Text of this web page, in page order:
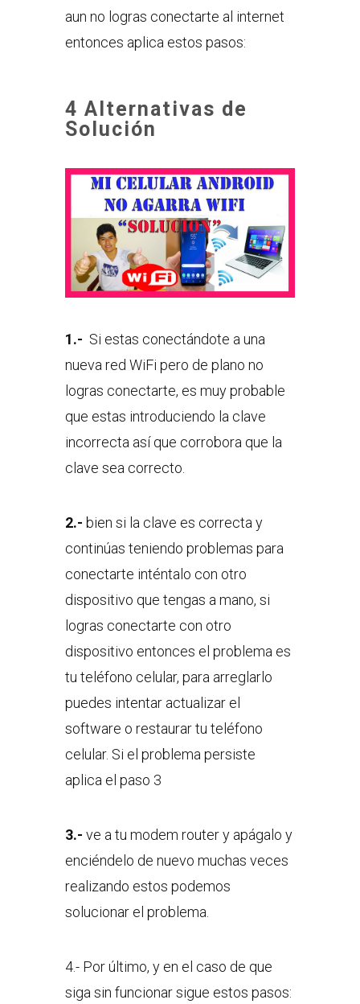
aun no logras conectarte al internet
entonces aplica estos pasos:
4 Alternativas de
Solución
1.- Si estas conectándote a una
nueva red WiFi pero de plano no
logras conectarte, es muy probable
que estas introduciendo la clave
incorrecta así que corrobora que la
clave sea correcto.
2.- bien si la clave es correcta y
continúas teniendo problemas para
conectarte inténtalo con otro
dispositivo que tengas a mano, si
logras conectarte con otro
dispositivo entonces el problema es
tu teléfono celular, para arreglarlo
puedes intentar actualizar el
software o restaurar tu teléfono
celular. Si el problema persiste
aplica el paso 3
3.- ve a tu modem router y apágalo y
enciéndelo de nuevo muchas veces
realizando estos podemos
solucionar el problema.
4.- Por último, y en el caso de que
siga sin funcionar sigue estos pasos: